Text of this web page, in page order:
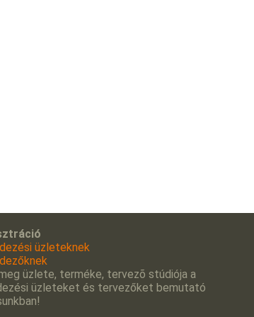
üzleteknek
üzlete, terméke, tervezõ stúdiója a
üzleteket és tervezőket bemutató